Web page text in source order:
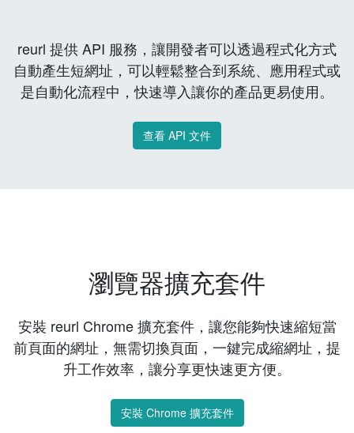
reurl 提供 API 服務，讓開發者可以透過程式化方式
自動產生短網址，可以輕鬆整合到系統、應用程式或
是自動化流程中，快速導入讓你的產品更易使用。
查看 API 文件
瀏覽器擴充套件
安裝 reurl Chrome 擴充套件，讓您能夠快速縮短當
前頁面的網址，無需切換頁面，一鍵完成縮網址，提
升工作效率，讓分享更快速更方便。
安裝 Chrome 擴充套件